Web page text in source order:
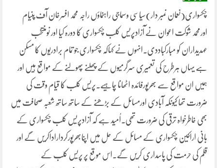
چکسواری(نعمان نمبر دار)سیاسی وسماجی راہنماؤں راجہ محمد افسرخان آف پنیام
اورمحمد شوکت اعوان نے آزادپریس کلب چکسواری کا دورہ کیا اور نومنتخب
عہدیداران کو مبارکباددی۔انہوں نے کہاکہ چکسواری جو تمام برادریوں کا مسکن
ہے یہاں ہرطرح کی تعمیری سرگرمیوں کے پھلنے پھولنے کے مواقع ہیں اور
ہمیں ان مواقع سے بھرپورفائدہ اٹھانا چاہیے۔پریس کلب کا قیام وقت کی
ضرورت تھا کیونکہ آبادی اورمسائل کے بڑھنے کے ساتھ ساتھ شعبہ صحافت میں
بھی خاطرخواہ ترقی کی ضرورت تھی۔اُمید ہے کہ آزادپریس کلب چکسواری کے
بانی اراکین چکسواری کے مسائل کے حل میں اپنابھرپورکرداراداکریں گے اور
قلم کی حرمت کی پاسداری کریں گے۔اس موقع پر پریس کلب کے